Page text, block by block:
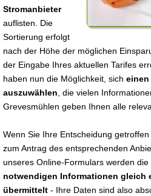
Stromanbieter
auflisten. Die
Sortierung erfolgt
nach der Höhe der möglichen
der Eingabe Ihres aktuellen Tarifes
haben nun die Möglichkeit, sich einen
auszuwählen , die vielen
Grevesmühlen geben Ihnen alle
Wenn Sie Ihre Entscheidung
zum Antrag des entsprechenden
unseres Online-Formulars werden
notwendigen Informationen gleich
übermittelt - Ihre Daten sind also